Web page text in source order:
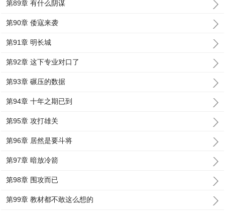
第89章 有什么阴谋
第90章 倭寇来袭
第91章 明长城
第92章 这下专业对口了
第93章 碾压的数据
第94章 十年之期已到
第95章 攻打雄关
第96章 居然是要斗将
第97章 暗放冷箭
第98章 围攻而已
第99章 教材都不敢这么想的